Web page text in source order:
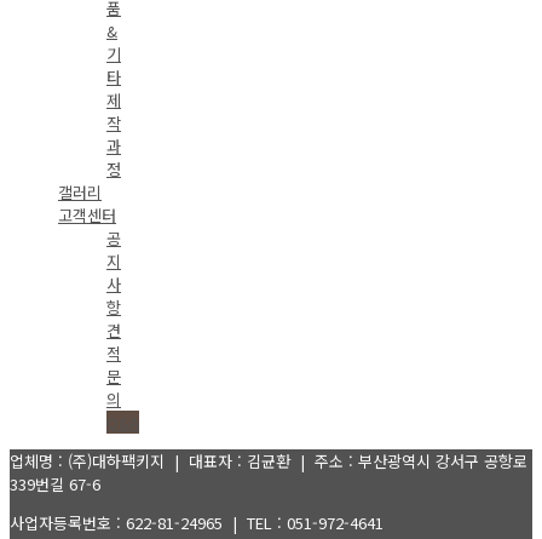
품
&
기
타
제
작
과
정
갤러리
고객센터
공
지
사
항
견
적
문
의
업체명 : (주)대하팩키지 | 대표자 : 김균환 | 주소 : 부산광역시 강서구 공항로
339번길 67-6
사업자등록번호 : 622-81-24965 | TEL : 051-972-4641